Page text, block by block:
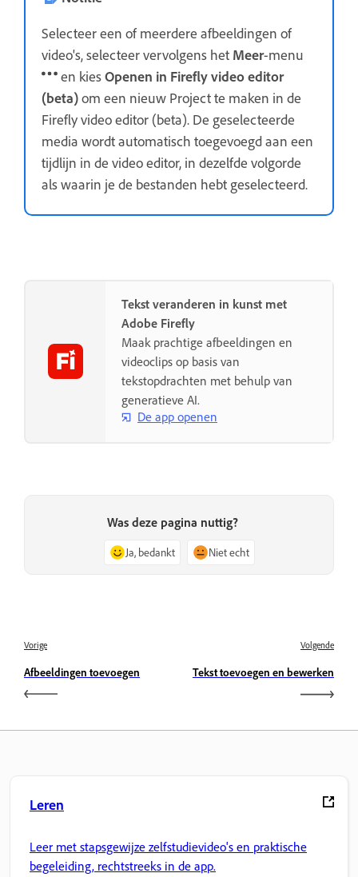
Selecteer een of meerdere afbeeldingen of
video's, selecteer vervolgens het Meer-menu
en kiesOpenen in Firefly video editor
(beta)om een nieuw Project te maken in de
Firefly video editor (beta). De geselecteerde
media wordt automatisch toegevoegd aan een
tijdlijn in de video editor, in dezelfde volgorde
als waarin je de bestanden hebt geselecteerd.
Tekst veranderen in kunst met
Adobe Firefly
Maak prachtige afbeeldingen en
videoclips op basis van
tekstopdrachten met behulp van
generatieve AI.
De app openen
Was deze pagina nuttig?
Ja, bedankt Niet echt
Vorige
Afbeeldingen toevoegen
Volgende
Tekst toevoegen en bewerken
Leren
Leer met stapsgewijze zelfstudievideo's en praktische
begeleiding, rechtstreeks in de app.